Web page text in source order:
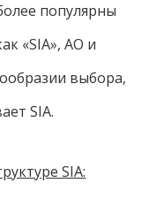
популярны
«SIA», АО и
выбора,
SIA.
SIA: